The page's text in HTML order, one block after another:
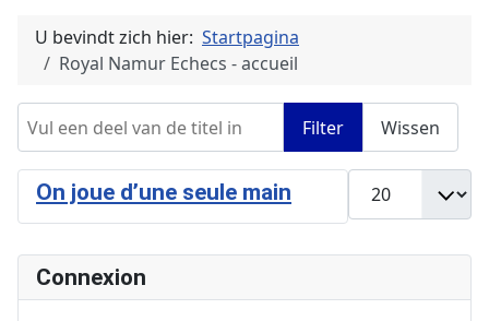
U bevindt zich hier: Startpagina
Royal Namur Echecs - accueil
Filter Wissen
On joue d’une seule main
Connexion